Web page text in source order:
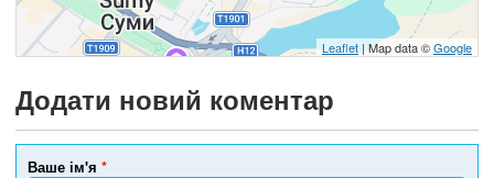
Leaflet | Map data ©Google
Додати новий коментар
Ваше ім'я *